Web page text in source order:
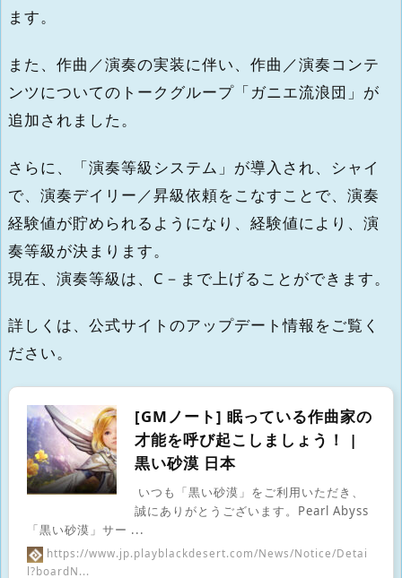
ます。
また、作曲／演奏の実装に伴い、作曲／演奏コンテ
ンツについてのトークグループ「ガニエ流浪団」が
追加されました。
さらに、「演奏等級システム」が導入され、シャイ
で、演奏デイリー／昇級依頼をこなすことで、演奏
経験値が貯められるようになり、経験値により、演
奏等級が決まります。
現在、演奏等級は、C－まで上げることができます。
詳しくは、公式サイトのアップデート情報をご覧く
ださい。
[GMノート] 眠っている作曲家の
才能を呼び起こしましょう！ |
黒い砂漠 日本
いつも「黒い砂漠」をご利用いただき、
誠にありがとうございます。Pearl Abyss
「黒い砂漠」サー ...
https://www.jp.playblackdesert.com/News/Notice/Detai
l?boardN...